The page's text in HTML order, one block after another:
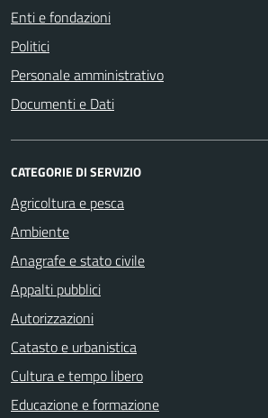
Enti e fondazioni
Politici
Personale amministrativo
Documenti e Dati
CATEGORIE DI SERVIZIO
Agricoltura e pesca
Ambiente
Anagrafe e stato civile
Appalti pubblici
Autorizzazioni
Catasto e urbanistica
Cultura e tempo libero
Educazione e formazione